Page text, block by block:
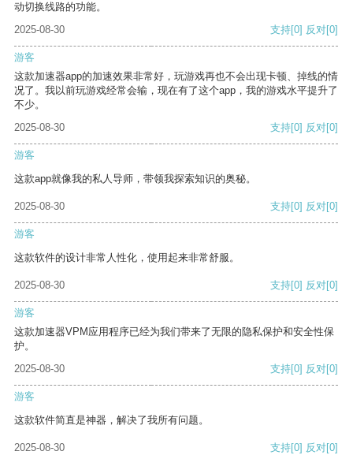
动切换线路的功能。
2025-08-30
支持[0] 反对[0]
游客
这款加速器app的加速效果非常好，玩游戏再也不会出现卡顿、掉线的情
况了。我以前玩游戏经常会输，现在有了这个app，我的游戏水平提升了
不少。
2025-08-30
支持[0] 反对[0]
游客
这款app就像我的私人导师，带领我探索知识的奥秘。
2025-08-30 支持[0] 反对[0]
游客
这款软件的设计非常人性化，使用起来非常舒服。
2025-08-30 支持[0] 反对[0]
游客
这款加速器VPM应用程序已经为我们带来了无限的隐私保护和安全性保
护。
2025-08-30
支持[0] 反对[0]
游客
这款软件简直是神器，解决了我所有问题。
2025-08-30 支持[0] 反对[0]